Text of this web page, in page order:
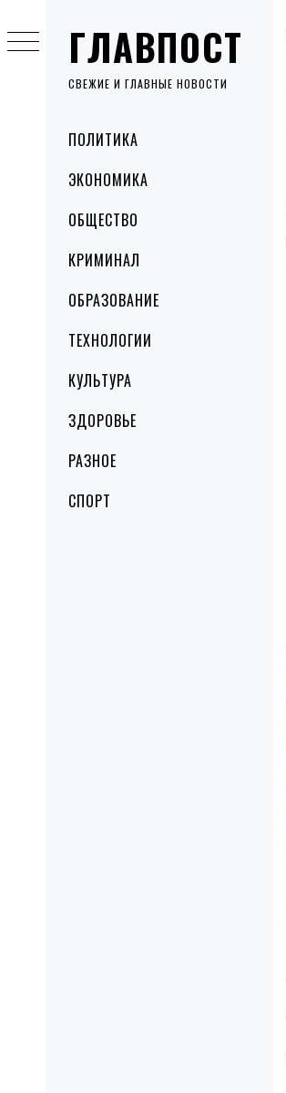
ГЛАВПОСТ
СВЕЖИЕ И ГЛАВНЫЕ НОВОСТИ
MenuПОЛИТИКА
ЭКОНОМИКА
ОБЩЕСТВО
КРИМИНАЛ
ОБРАЗОВАНИЕ
ТЕХНОЛОГИИ
КУЛЬТУРА
ЗДОРОВЬЕ
РАЗНОЕ
СПОРТ
to
content